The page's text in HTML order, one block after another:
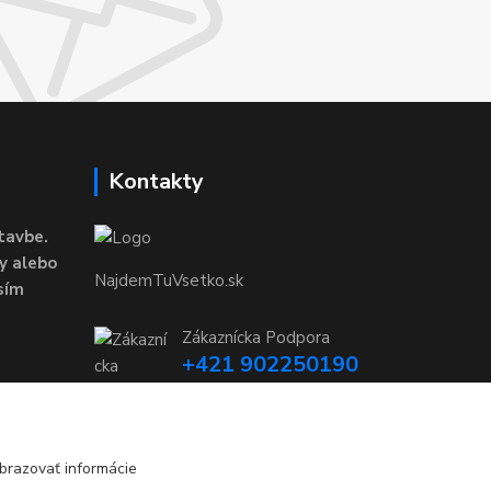
alebo
Kontakty
NajdemTuVsetko.sk
Zákaznícka Podpora
+421 902250190
informácie